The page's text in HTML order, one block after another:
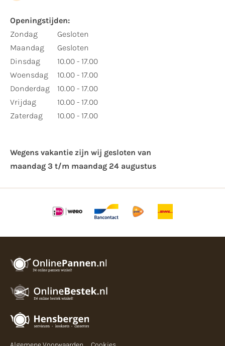
Openingstijden:
Zondag
Maandag
Dinsdag
Woensdag
Donderdag
Vrijdag
Zaterdag
Gesloten
Gesloten
10.00 - 17.00
10.00 - 17.00
10.00 - 17.00
10.00 - 17.00
10.00 - 17.00
Wegens vakantie zijn wij gesloten van ​
maandag 3 t/m maandag 24 augustus